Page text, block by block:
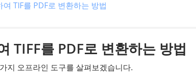
TIF를 PDF로 변환하는 방법
TIFF를 PDF로 변환하는 방법
지 오프라인 도구를 살펴보겠습니다.